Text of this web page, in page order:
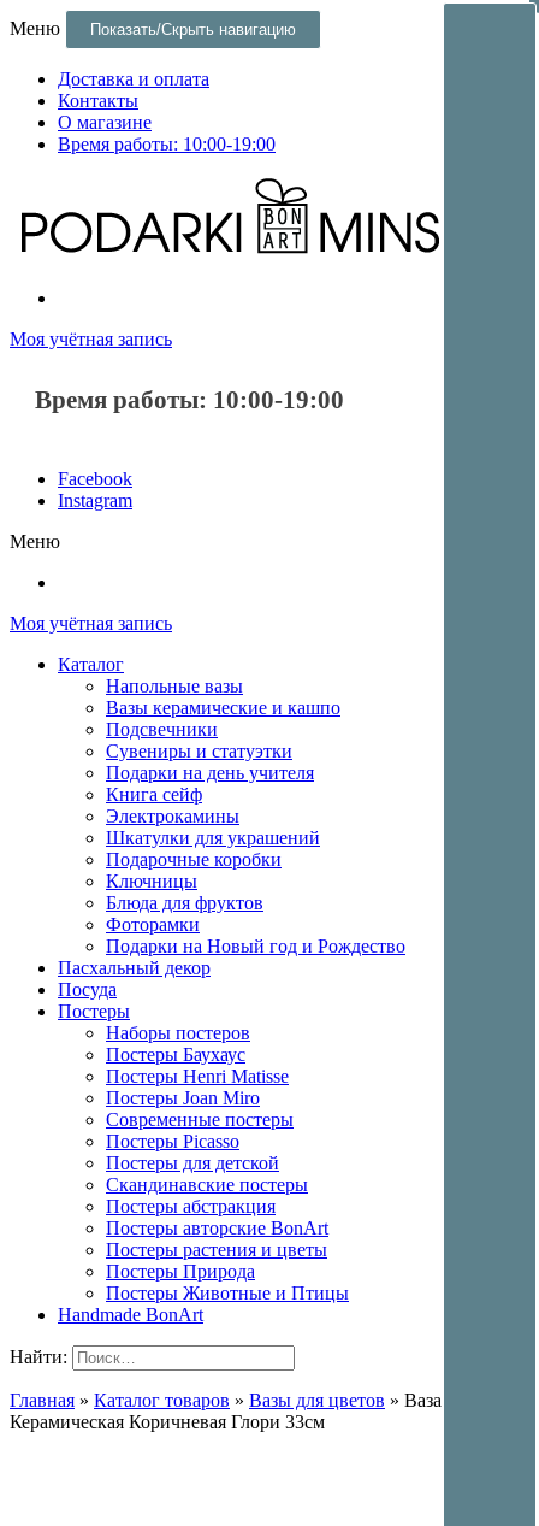
Меню Показать/Скрыть навигацию
Доставка и оплата
Контакты
О магазине
Время работы: 10:00-19:00
Постеры и оригинальные подарки и сувениры в Минске
Постеры и оригинальные подарки в Минске
Моя учётная запись
Время работы: 10:00-19:00
Facebook
Instagram
Меню
Моя учётная запись
Каталог
Напольные вазы
Вазы керамические и кашпо
Подсвечники
Сувениры и статуэтки
Подарки на день учителя
Книга сейф
Электрокамины
Шкатулки для украшений
Подарочные коробки
Ключницы
Блюда для фруктов
Фоторамки
Подарки на Новый год и Рождество
Пасхальный декор
Посуда
Постеры
Наборы постеров
Постеры Баухаус
Постеры Henri Matisse
Постеры Joan Miro
Современные постеры
Постеры Picasso
Постеры для детской
Скандинавские постеры
Постеры абстракция
Постеры авторские BonArt
Постеры растения и цветы
Постеры Природа
Постеры Животные и Птицы
Handmade BonArt
Найти:
Главная » Каталог товаров » Вазы для цветов » Ваза
Керамическая Коричневая Глори 33см